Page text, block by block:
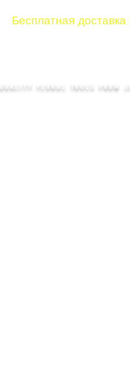
Бесплатная
FLORAL TOOLS FROM